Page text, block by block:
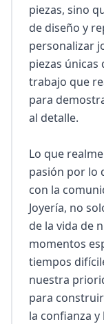
piezas, sino
de diseño y
personalizar
piezas únicas
trabajo que
para
al detalle.
Lo que
pasión por lo
con la
Joyería, no
de la vida de
momentos
tiempos
nuestra
para
la confianza